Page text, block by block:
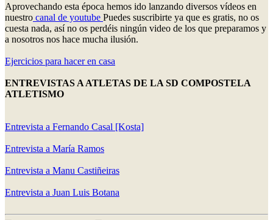
Aprovechando esta época hemos ido lanzando diversos vídeos en
nuestro canal de youtube Puedes suscribirte ya que es gratis, no os
cuesta nada, así no os perdéis ningún video de los que preparamos y
a nosotros nos hace mucha ilusión.
Ejercicios para hacer en casa
ENTREVISTAS A ATLETAS DE LA SD COMPOSTELA
ATLETISMO
Entrevista a Fernando Casal [Kosta]
Entrevista a María Ramos
Entrevista a Manu Castiñeiras
Entrevista a Juan Luis Botana